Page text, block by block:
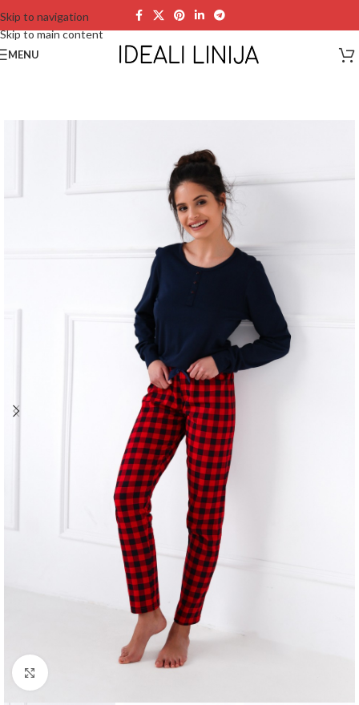
Skip to navigation
Skip to main content
MENU
Click to enlarge